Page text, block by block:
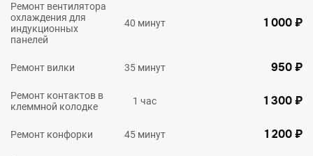
Ремонт вентилятора
охлаждения для
индукционных
панелей
40 минут 1 000 ₽
Ремонт вилки 35 минут 950 ₽
Ремонт контактов в
клеммной колодке
1 час 1 300 ₽
Ремонт конфорки 45 минут 1 200 ₽